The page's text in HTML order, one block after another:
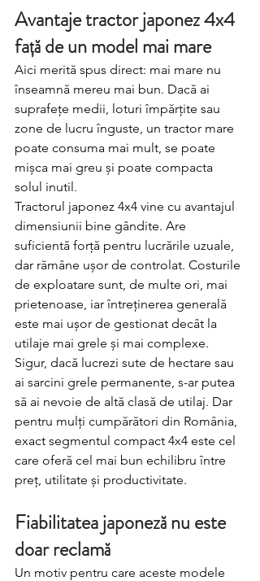
Avantaje tractor japonez 4x4
față de un model mai mare
Aici merită spus direct: mai mare nu
înseamnă mereu mai bun. Dacă ai
suprafețe medii, loturi împărțite sau
zone de lucru înguste, un tractor mare
poate consuma mai mult, se poate
mișca mai greu și poate compacta
solul inutil.
Tractorul japonez 4x4 vine cu avantajul
dimensiunii bine gândite. Are
suficientă forță pentru lucrările uzuale,
dar rămâne ușor de controlat. Costurile
de exploatare sunt, de multe ori, mai
prietenoase, iar întreținerea generală
este mai ușor de gestionat decât la
utilaje mai grele și mai complexe.
Sigur, dacă lucrezi sute de hectare sau
ai sarcini grele permanente, s-ar putea
să ai nevoie de altă clasă de utilaj. Dar
pentru mulți cumpărători din România,
exact segmentul compact 4x4 este cel
care oferă cel mai bun echilibru între
preț, utilitate și productivitate.
Fiabilitatea japoneză nu este
doar reclamă
Un motiv pentru care aceste modele